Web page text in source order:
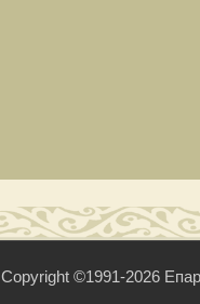
Copyright ©1991-2026